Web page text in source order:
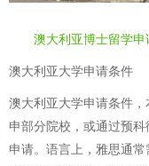
澳大利亚博士留学申
澳大利亚大学申请条件
澳大利亚大学申请条件
申部分院校，或通过预
申请。语言上，雅思通